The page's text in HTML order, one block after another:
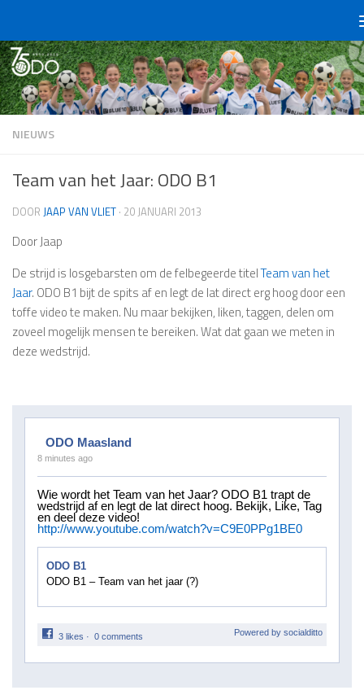
NIEUWS
Team van het Jaar: ODO B1
DOOR JAAP VAN VLIET · 20 JANUARI 2013
Door Jaap
De strijd is losgebarsten om de felbegeerde titelTeam van het
Jaar. ODO B1 bijt de spits af en legt de lat direct erg hoog door een
toffe video te maken. Nu maar bekijken, liken, taggen, delen om
zoveel mogelijk mensen te bereiken. Wat dat gaan we meten in
deze wedstrijd.
ODO Maasland
8 minutes ago
Wie wordt het Team van het Jaar? ODO B1 trapt de
wedstrijd af en legt de lat direct hoog. Bekijk, Like, Tag
en deel deze video!
http://www.youtube.com/watch?v=C9E0PPg1BE0
ODO B1
ODO B1 – Team van het jaar (?)
Powered by socialditto
3 likes · 0 comments